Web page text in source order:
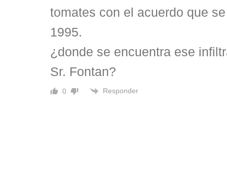
tomates con el acuerdo que
1995.
¿donde se encuentra ese
Sr. Fontan?
0 Responder